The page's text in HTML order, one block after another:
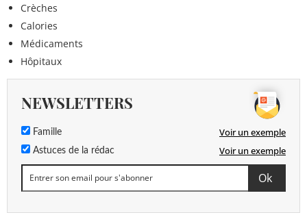
Crèches
Calories
Médicaments
Hôpitaux
NEWSLETTERS
Famille Voir un exemple
Astuces de la rédac Voir un exemple